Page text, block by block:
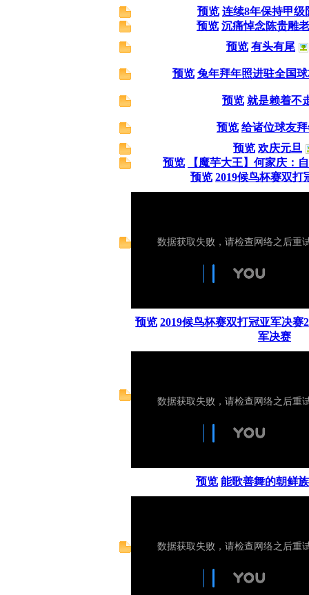
预览 连续8年保持甲级
预览 沉痛悼念陈贵雕
预览 有头有尾
预览 兔年拜年照进驻全国
预览 就是赖着不
预览 给诸位球友
预览 欢庆元旦
预览
【魔芋大王】何家庆：
预览 2019候鸟杯赛双打
预览 2019候鸟杯赛双打冠亚军决赛
军决赛
预览 能歌善舞的朝鲜